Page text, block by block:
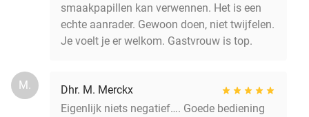
smaakpapillen kan verwennen. Het is een
echte aanrader. Gewoon doen, niet twijfelen.
Je voelt je er welkom. Gastvrouw is top.
M.
Dhr. M. Merckx
Eigenlijk niets negatief…. Goede bediening